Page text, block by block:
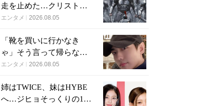
走を止めた…クリストフ
ァー・ノーラン史上最
いに韓国上陸
エンタメ 2026.08.05
「靴を買いに行かなき
ゃ」そう言って帰らなか
った24歳俳優…28歳の誕
た“届かない贈り物”
エンタメ 2026.08.05
姉はTWICE、妹はHYBE
へ…ジヒョそっくりの17